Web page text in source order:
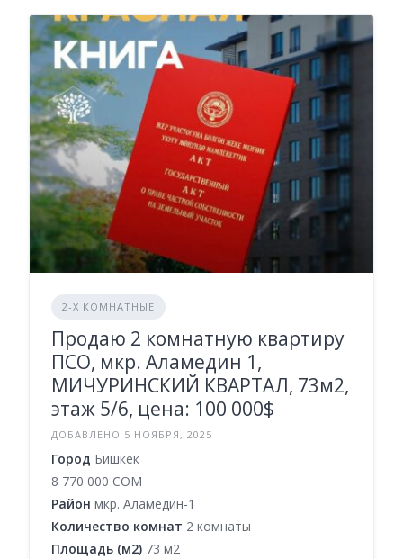
2-Х КОМНАТНЫЕ
Продаю 2 комнатную квартиру
ПСО, мкр. Аламедин 1,
МИЧУРИНСКИЙ КВАРТАЛ, 73м2,
этаж 5/6, цена: 100 000$
ДОБАВЛЕНО 5 НОЯБРЯ, 2025
Город Бишкек
8 770 000 COM
Район мкр. Аламедин-1
Количество комнат 2 комнаты
Площадь (м2) 73 м2